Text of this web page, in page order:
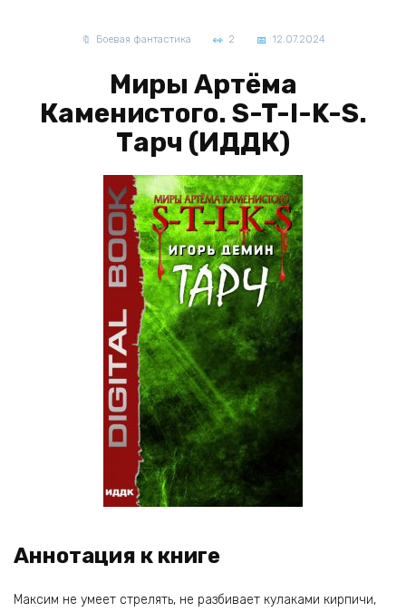
Боевая фантастика 2 12.07.2024
Миры Артёма
Каменистого. S-T-I-K-S.
Тарч (ИДДК)
Аннотация к книге
Максим не умеет стрелять, не разбивает кулаками кирпичи,